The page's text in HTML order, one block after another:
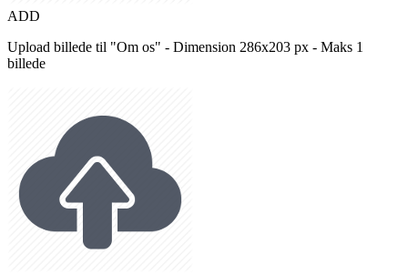
ADD
Upload billede til "Om os" - Dimension 286x203 px - Maks 1
billede